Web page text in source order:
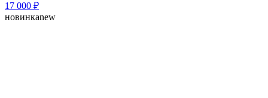
17 000 ₽
новинкаnew